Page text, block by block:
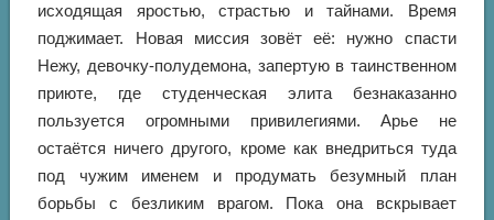
исходящая яростью, страстью и тайнами. Время
поджимает. Новая миссия зовёт её: нужно спасти
Нежу, девочку-полудемона, запертую в таинственном
приюте, где студенческая элита безнаказанно
пользуется огромными привилегиями. Арье не
остаётся ничего другого, кроме как внедриться туда
под чужим именем и продумать безумный план
борьбы с безликим врагом. Пока она вскрывает